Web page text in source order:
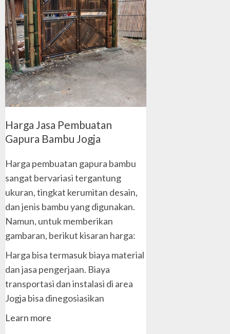
Harga Jasa Pembuatan
Gapura Bambu Jogja
Harga pembuatan gapura bambu
sangat bervariasi tergantung
ukuran, tingkat kerumitan desain,
dan jenis bambu yang digunakan.
Namun, untuk memberikan
gambaran, berikut kisaran harga:
Harga bisa termasuk biaya material
dan jasa pengerjaan. Biaya
transportasi dan instalasi di area
Jogja bisa dinegosiasikan
Learn more